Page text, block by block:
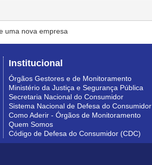
uma nova empresa
Institucional
Órgãos Gestores e de Monitoramento
Ministério da Justiça e Segurança Pública
Secretaria Nacional do Consumidor
Sistema Nacional de Defesa do Consumidor
Como Aderir - Órgãos de Monitoramento
Quem Somos
Código de Defesa do Consumidor (CDC)